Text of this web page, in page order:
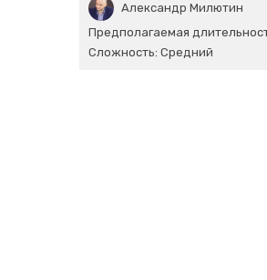
Александр Милютин
Предполагаемая
Сложность: Средний